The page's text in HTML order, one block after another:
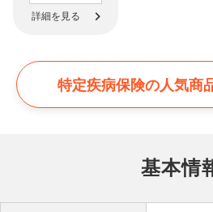
詳細を見る
特定疾病保険の人気商
基本情